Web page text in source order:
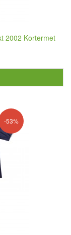
2002 Kortermet
-53%